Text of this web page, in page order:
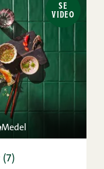
SE
VIDEO
Medel
(7)